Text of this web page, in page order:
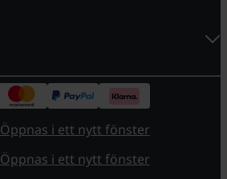
Öppnas i ett nytt fönster
Öppnas i ett nytt fönster